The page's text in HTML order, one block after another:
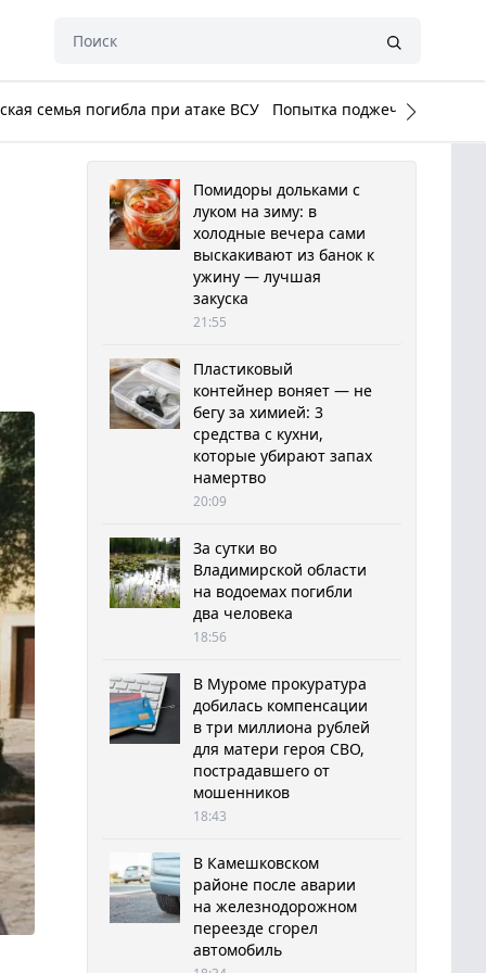
семья погибла при атаке ВСУ Попытка поджечь Белый
Помидоры дольками с
луком на зиму: в
холодные вечера сами
выскакивают из банок к
ужину — лучшая
закуска
21:55
Пластиковый
контейнер воняет — не
бегу за химией: 3
средства с кухни,
которые убирают запах
намертво
20:09
За сутки во
Владимирской области
на водоемах погибли
два человека
18:56
В Муроме прокуратура
добилась компенсации
в три миллиона рублей
для матери героя СВО,
пострадавшего от
мошенников
18:43
В Камешковском
районе после аварии
на железнодорожном
переезде сгорел
автомобиль